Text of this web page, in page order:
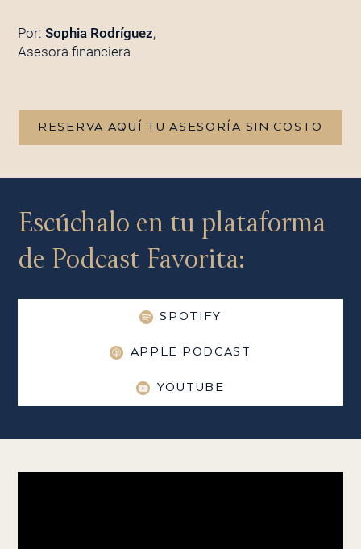
Por: Sophia Rodríguez,
Asesora financiera
RESERVA AQUÍ TU ASESORÍA SIN COSTO
Escúchalo en tu plataforma
de Podcast Favorita:
SPOTIFY
APPLE PODCAST
YOUTUBE